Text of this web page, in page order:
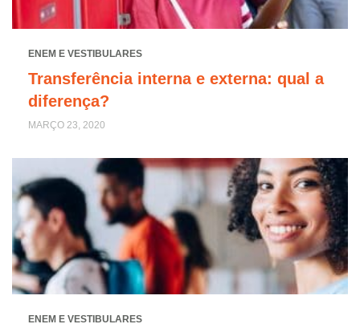
ENEM E VESTIBULARES
Transferência interna e externa: qual a
diferença?
MARÇO 23, 2020
ENEM E VESTIBULARES